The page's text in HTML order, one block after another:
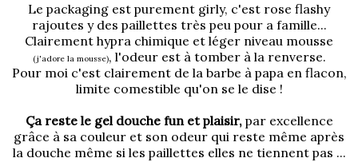
Le packaging est purement girly, c'est rose flashy
rajoutes y des paillettes très peu pour a famille...
Clairement hypra chimique et léger niveau mousse
(j'adore la mousse), l'odeur est à tomber à la renverse.
Pour moi c'est clairement de la barbe à papa en flacon,
limite comestible qu'on se le dise !
Ça reste le gel douche fun et plaisir,par excellence
grâce à sa couleur et son odeur qui reste même après
la douche même si les paillettes elles ne tiennent pas ...